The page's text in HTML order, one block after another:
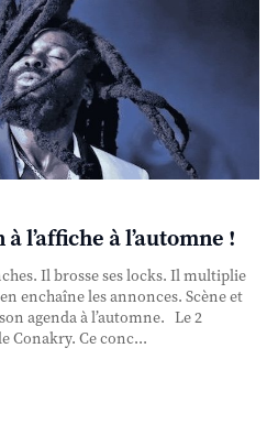
l’affiche à l’automne !
Il brosse ses locks. Il multiplie
enchaîne les annonces. Scène et
agenda à l’automne. Le 2
Conakry. Ce conc...